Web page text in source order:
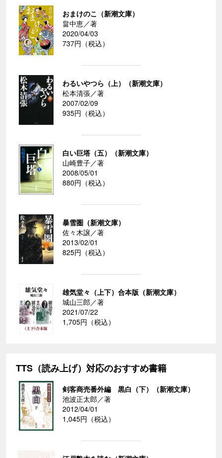
おまけのこ（新潮文庫）
畠中恵／著
2020/04/03
737円（税込）
わるいやつら（上）（新潮文庫）
松本清張／著
2007/02/09
935円（税込）
白い巨塔（五）（新潮文庫）
山崎豊子／著
2008/05/01
880円（税込）
暴雪圏（新潮文庫）
佐々木譲／著
2013/02/01
825円（税込）
雄気堂々（上下）合本版（新潮文庫）
城山三郎／著
2021/07/22
1,705円（税込）
TTS（読み上げ）対応のおすすめ書籍
剣客商売番外編 黒白（下）（新潮文庫）
池波正太郎／著
2012/04/01
1,045円（税込）